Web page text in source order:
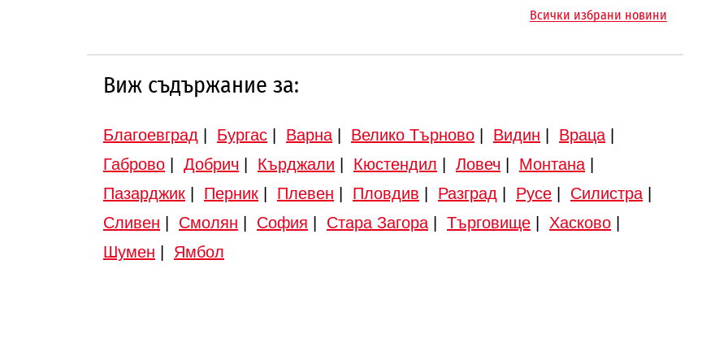
Всички избрани новини
Виж съдържание за:
Благоевград | Бургас | Варна | Велико Търново | Видин | Враца |
Габрово | Добрич | Кърджали | Кюстендил | Ловеч | Монтана |
Пазарджик | Перник | Плевен | Пловдив | Разград | Русе | Силистра |
Сливен | Смолян | София | Стара Загора | Търговище | Хасково |
Шумен | Ямбол